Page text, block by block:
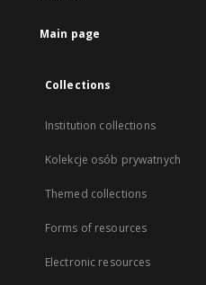
Main page
Collections
Institution collections
Kolekcje osób prywatnych
Themed collections
Forms of resources
Electronic resources